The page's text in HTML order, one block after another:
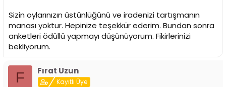
Sizin oylarınızın üstünlüğünü ve iradenizi tartışmanın
manası yoktur. Hepinize teşekkür ederim. Bundan sonra
anketleri ödüllü yapmayı düşünüyorum. Fikirlerinizi
bekliyorum.
F Fırat Uzun
Kayıtlı Üye